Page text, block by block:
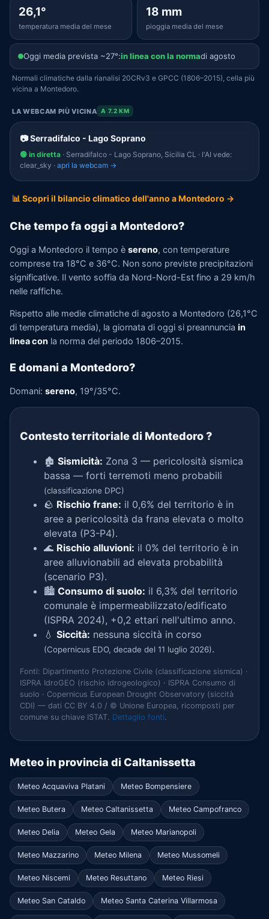
26,1°
temperatura media del mese
18 mm
pioggia media del mese
Oggi media prevista ~27°:in linea con la normadi agosto
Normali climatiche dalla rianalisi 20CRv3 e GPCC (1806–2015), cella più
vicina a Montedoro.
LA WEBCAM PIÙ VICINA A 7.2 KM
📷 Serradifalco - Lago Soprano
🟢 in diretta · Serradifalco - Lago Soprano, Sicilia CL · l'AI vede:
clear_sky · apri la webcam →
📊 Scopri il bilancio climatico dell'anno a Montedoro →
Che tempo fa oggi a Montedoro?
Oggi a Montedoro il tempo è sereno, con temperature
comprese tra 18°C e 36°C. Non sono previste precipitazioni
significative. Il vento soffia da Nord-Nord-Est fino a 29 km/h
nelle raffiche.
Rispetto alle medie climatiche di agosto a Montedoro (26,1°C
di temperatura media), la giornata di oggi si preannuncia in
linea con la norma del periodo 1806–2015.
E domani a Montedoro?
Domani: sereno, 19°/35°C.
Contesto territoriale di Montedoro?
🏚️ Sismicità: Zona 3 — pericolosità sismica
bassa — forti terremoti meno probabili
(classificazione DPC)
🪨 Rischio frane: il 0,6% del territorio è in
aree a pericolosità da frana elevata o molto
elevata (P3-P4).
🌊 Rischio alluvioni: il 0% del territorio è in
aree alluvionabili ad elevata probabilità
(scenario P3).
🏙️ Consumo di suolo: il 6,3% del territorio
comunale è impermeabilizzato/edificato
(ISPRA 2024), +0,2 ettari nell'ultimo anno.
💧 Siccità: nessuna siccità in corso
(Copernicus EDO, decade del 11 luglio 2026).
Fonti: Dipartimento Protezione Civile (classificazione sismica) ·
ISPRA IdroGEO (rischio idrogeologico) · ISPRA Consumo di
suolo · Copernicus European Drought Observatory (siccità
CDI) — dati CC BY 4.0 / © Unione Europea, ricomposti per
comune su chiave ISTAT. Dettaglio fonti.
Meteo in provincia di Caltanissetta
Meteo Acquaviva Platani Meteo Bompensiere
Meteo Butera Meteo Caltanissetta Meteo Campofranco
Meteo Delia Meteo Gela Meteo Marianopoli
Meteo Mazzarino Meteo Milena Meteo Mussomeli
Meteo Niscemi Meteo Resuttano Meteo Riesi
Meteo San Cataldo Meteo Santa Caterina Villarmosa